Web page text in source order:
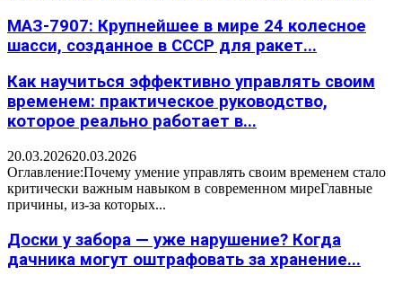
МАЗ-7907: Крупнейшее в мире 24 колесное
шасси, созданное в СССР для ракет...
Как научиться эффективно управлять своим
временем: практическое руководство,
которое реально работает в...
20.03.202620.03.2026
Оглавление:Почему умение управлять своим временем стало
критически важным навыком в современном миреГлавные
причины, из-за которых...
Доски у забора — уже нарушение? Когда
дачника могут оштрафовать за хранение...